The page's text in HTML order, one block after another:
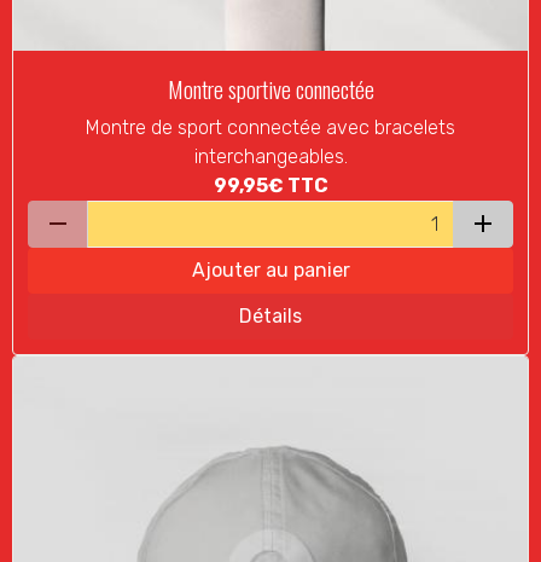
Montre sportive connectée
Montre de sport connectée avec bracelets
interchangeables.
99,95€ TTC
Ajouter au panier
Détails